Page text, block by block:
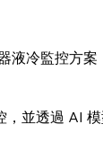
液冷監控方
並透過 AI